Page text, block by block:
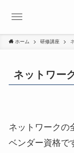
ホーム 研修講座
ネットワー
ネットワークの
ベンダー資格で